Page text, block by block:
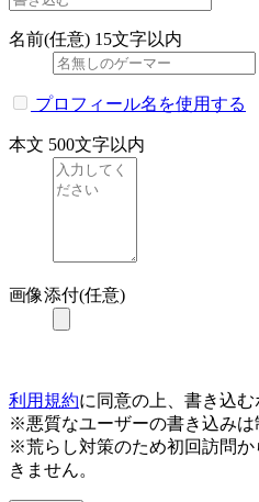
名前(任意) 15文字以内
プロフィール名を使用する
本文 500文字以内
画像添付(任意)
利用規約に同意の上、書き込む
※悪質なユーザーの書き込みは
※荒らし対策のため初回訪問
きません。